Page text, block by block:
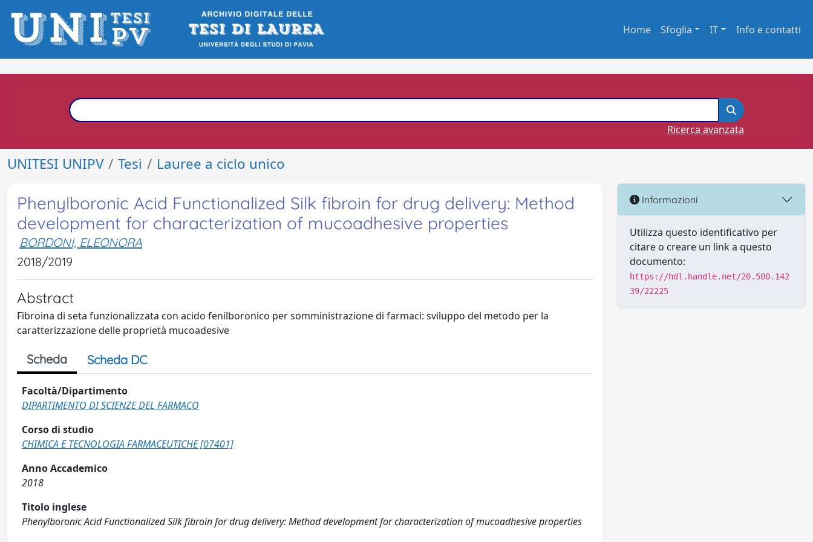
Home Sfoglia IT Info e contatti
Ricerca avanzata
UNITESI UNIPV Tesi Lauree a ciclo unico
Phenylboronic Acid Functionalized Silk fibroin for drug delivery: Method
development for characterization of mucoadhesive properties
BORDONI, ELEONORA
2018/2019
Abstract
Fibroina di seta funzionalizzata con acido fenilboronico per somministrazione di farmaci: sviluppo del metodo per la
caratterizzazione delle proprietà mucoadesive
Scheda Scheda DC
Facoltà/Dipartimento
DIPARTIMENTO DI SCIENZE DEL FARMACO
Corso di studio
CHIMICA E TECNOLOGIA FARMACEUTICHE [07401]
Anno Accademico
2018
Titolo inglese
Phenylboronic Acid Functionalized Silk fibroin for drug delivery: Method development for characterization of mucoadhesive properties
Informazioni
Utilizza questo identificativo per
citare o creare un link a questo
documento:
https://hdl.handle.net/20.500.142
39/22225